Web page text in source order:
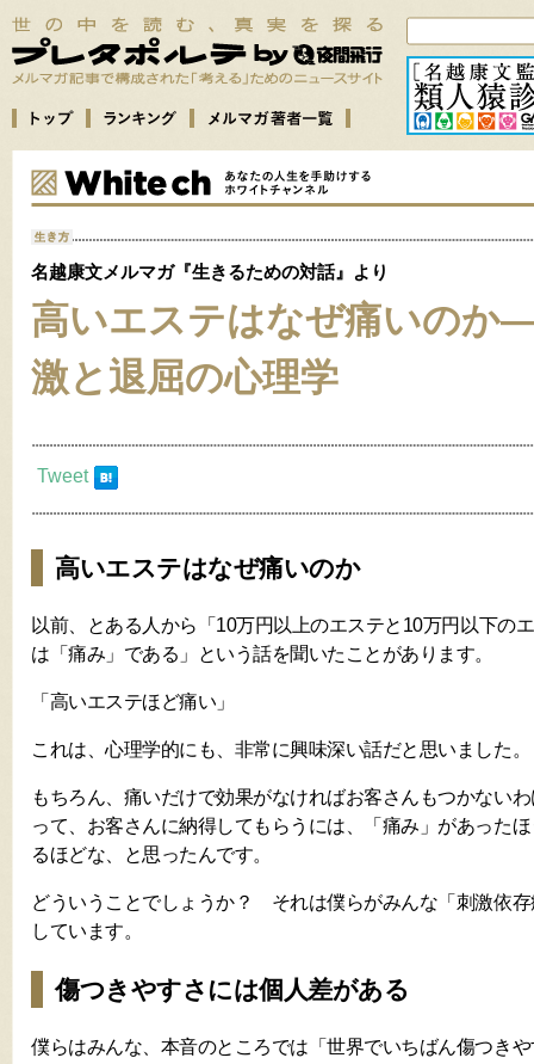
名越康文メルマガ『生きるための対話』より
高いエステはなぜ痛いの
激と退屈の心理学
Tweet
高いエステはなぜ痛いのか
以前、とある人から「10万円以上のエステと10万円以下の
は「痛み」である」という話を聞いたことがあります。
「高いエステほど痛い」
これは、心理学的にも、非常に興味深い話だと思いました。
もちろん、痛いだけで効果がなければお客さんもつかない
って、お客さんに納得してもらうには、「痛み」があった
るほどな、と思ったんです。
どういうことでしょうか？ それは僕らがみんな「刺激依
しています。
傷つきやすさには個人差がある
僕らはみんな、本音のところでは「世界でいちばん傷つき